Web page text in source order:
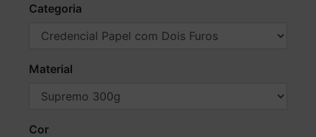
Categoria
Material
Cor